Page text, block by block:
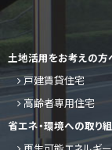
土地活用をお考えの方
戸建賃貸住宅
高齢者専用住宅
省エネ・環境への取り